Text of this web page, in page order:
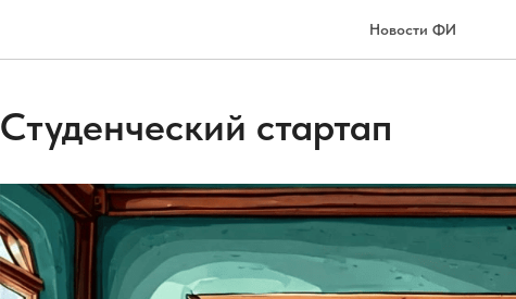
Новости ФИ
Студенческий стартап